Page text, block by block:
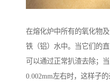
在熔化炉中所有的氧化物
铁（铝）水中。当它们的直
可以通过正常扒渣去除；
0.002mm左右时，这样子